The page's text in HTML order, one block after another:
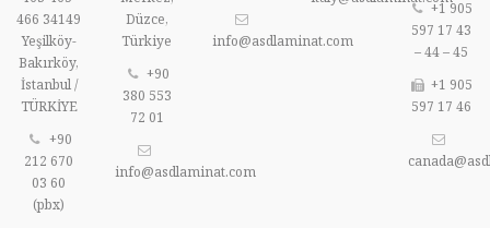
466 34149
Yeşilköy-
Bakırköy,
İstanbul /
TÜRKİYE
+90
212 670
03 60
(pbx)
Düzce,
Türkiye
+90
380 553
72 01
info@asdlaminat.com
info@asdlaminat.com
+1 905
597 17 43
– 44 – 45
+1 905
597 17 46